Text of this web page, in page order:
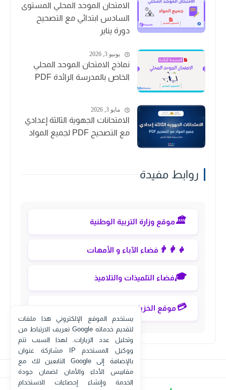
الامتحان الموحد المحلي المستوى
السادس ابتدائي مع التصحيح
دورة يناير
يونيو 3, 2026
نماذج الامتحان الموحد المحلي
الخاص بالمدرسة الرائدة PDF
مايو 3, 2026
الامتحانات الجهوية الثالثة إعدادي
مع التصحيح PDF لجميع المواد
روابط مفيدة
🏛️موقع وزارة التربية الوطنية
👨‍👩‍👧 فضاء الآباء و الأمهات
🎓فضاء التلميذات والتلاميذ
💳موقع الخزينة العامة eservices
يستخدم الموقع الإلكتروني هذا ملفات
تعريف الارتباط من Google لتقديم خدماته
وتحليل عدد الزيارات. لهذا السبب تتم
مشاركة عنوان IP ووكيل المستخدم
التابعين لك مع Google بالإضافة إلى
مقاييس الأداء والأمان لضمان جودة
الخدمة وإنشاء إحصاءات الاستخدام